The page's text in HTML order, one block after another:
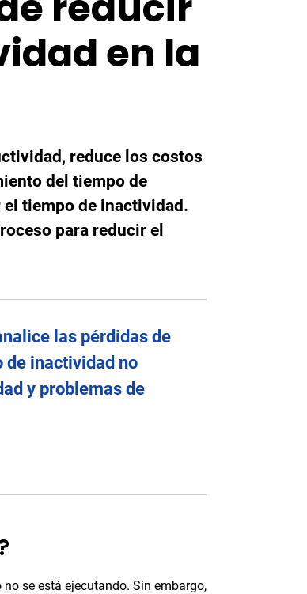
en la
reduce los costos
del tiempo de
tiempo de inactividad.
para reducir el
las pérdidas de
de inactividad no
y problemas de
se está ejecutando. Sin embargo,